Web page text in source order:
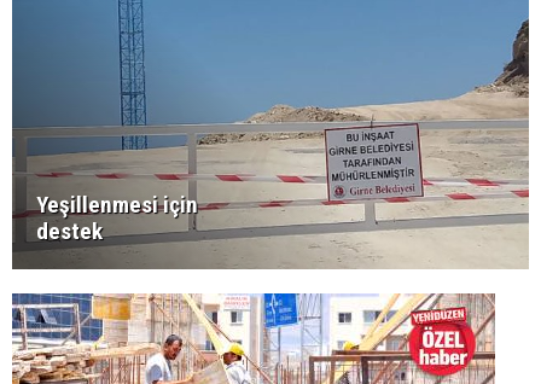
Yeşillenmesi için
destek